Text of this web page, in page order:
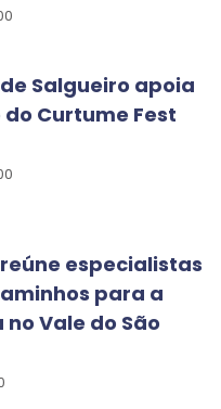
Salgueiro apoia
Curtume Fest
especialistas
para a
Vale do São